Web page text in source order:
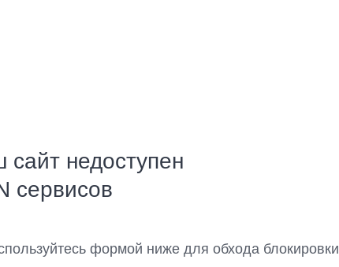
недоступен
сервисов
формой ниже для обхода блокировки